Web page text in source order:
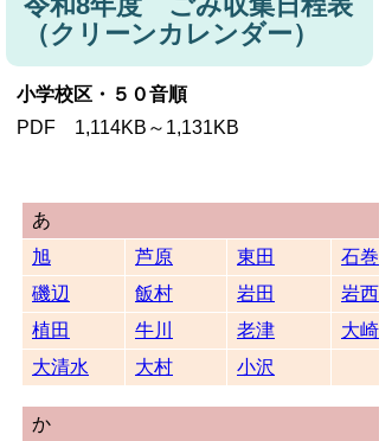
（クリーンカレンダー）
小学校区・５０音順
PDF 1,114KB～1,131KB
あ
旭
芦原 東田
石巻
磯辺
飯村 岩田
岩西
植田
牛川 老津
大崎
大清水
大村 小沢
か